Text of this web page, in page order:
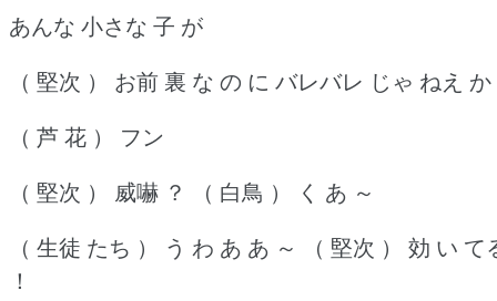
あんな 小さな 子 が
（ 堅次 ） お前 裏 な の に バレバレ じゃ ねえ か
（ 芦 花 ） フン
（ 堅次 ） 威嚇 ？ （ 白鳥 ） く あ ～
（ 生徒 たち ） う わ あ あ ～ （ 堅次 ） 効 い て
！